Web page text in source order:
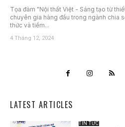
Tọa đàm "Nội thất Việt - Sáng tạo từ
chuyên gia hàng đầu trong ngành chia
thức và tiềm...
4 Tháng 12, 2024
LATEST ARTICLES
TIN TỨC